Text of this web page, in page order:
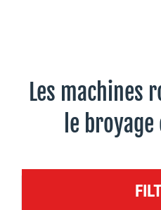
Les machines
le